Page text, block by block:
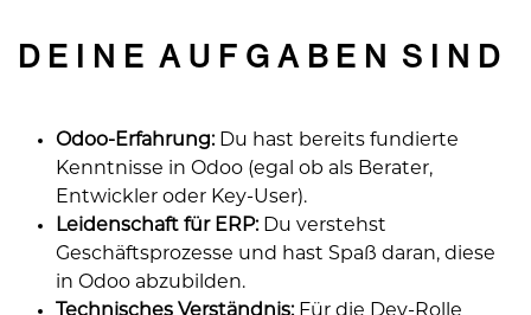
D E I N E A U F G A B E N S I N D
Odoo-Erfahrung: Du hast bereits fundierte
Kenntnisse in Odoo (egal ob als Berater,
Entwickler oder Key-User).
Leidenschaft für ERP: Du verstehst
Geschäftsprozesse und hast Spaß daran, diese
in Odoo abzubilden.